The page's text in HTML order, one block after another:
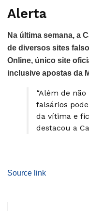
Alerta
Na última semana, a
de diversos sites
Online, único site
inclusive apostas da
“Além de
falsários
da vítima e
destacou a
Source link